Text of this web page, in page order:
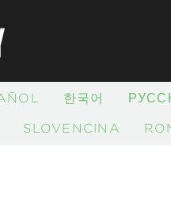
한국어
SLOVENČINA